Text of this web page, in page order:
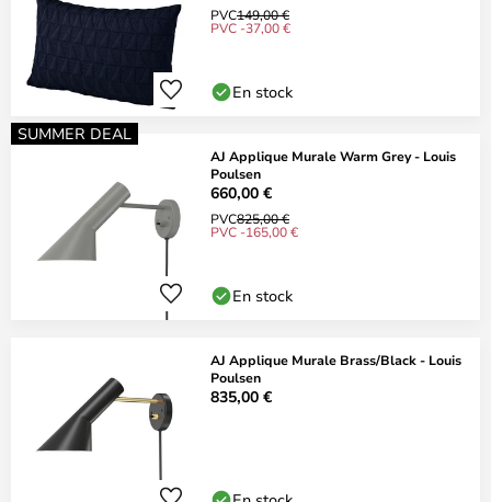
PVC149,00 €
PVC -37,00 €
En stock
SUMMER DEAL
AJ Applique Murale Warm Grey - Louis
Poulsen
660,00 €
PVC825,00 €
PVC -165,00 €
En stock
AJ Applique Murale Brass/Black - Louis
Poulsen
835,00 €